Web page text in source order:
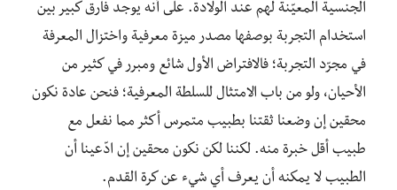
الجنسية المعيّنة لهم عند الولادة. على أنه يوجد فارق كبير بين
استخدام التجربة بوصفها مصدر ميزة معرفية واختزال المعرفة
في مجرّد التجربة؛ فالافتراض الأول شائع ومبرر في كثير من
الأحيان، ولو من باب الامتثال للسلطة المعرفية؛ فنحن عادة نكون
محقين إن وضعنا ثقتنا بطبيب متمرس أكثر مما نفعل مع
طبيب أقل خبرة منه. لكننا لكن نكون محقين إن ادّعينا أن
الطبيب لا يمكنه أن يعرف أي شيء عن كرة القدم.